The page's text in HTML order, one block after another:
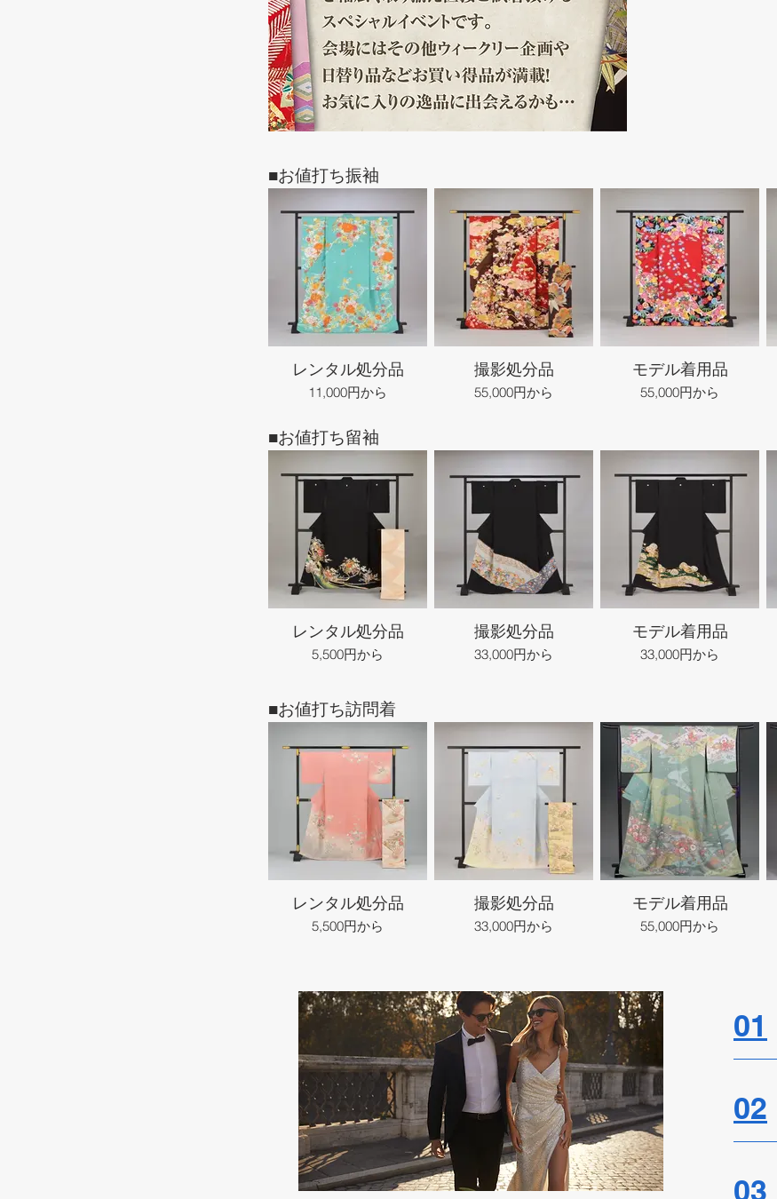
■お値打ち振袖
レンタル処分品
11,000円から
撮影処分品
55,000円から
モデル着用品
55,000円から
■お値打ち留袖
レンタル処分品
5,500円から
撮影処分品
33,000円から
モデル着用品
33,000円から
■お値打ち訪問着
レンタル処分品
5,500円から
撮影処分品
33,000円から
モデル着用品
55,000円から
01
02
03